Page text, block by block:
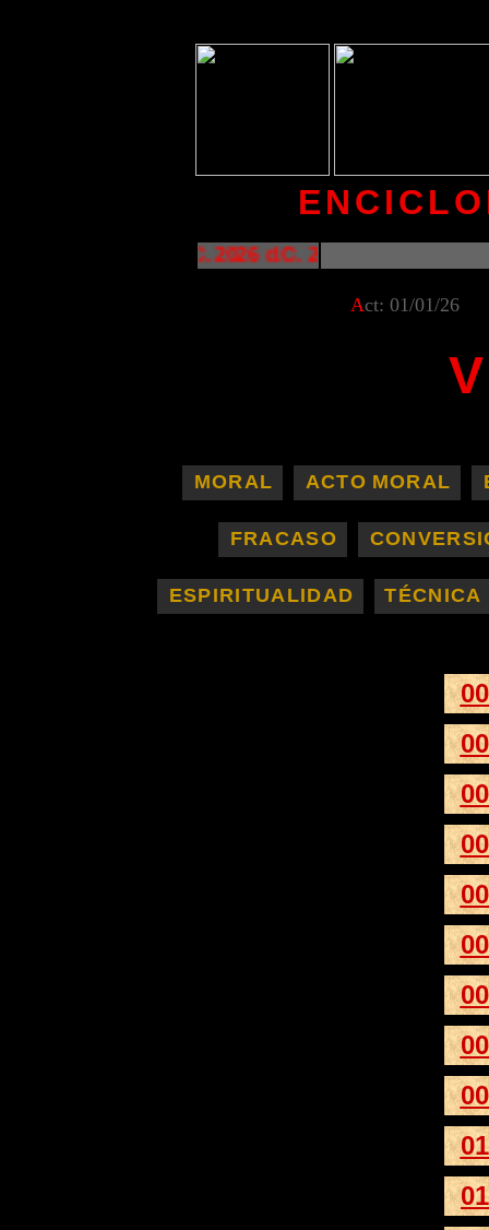
2026 d.C. 2026 d.C. 2026 d.C. 2026 d.C.
Act: 01/01/26
MORAL ACTO MORAL
FRACASO
ESPIRITUALIDAD .TÉCNICA